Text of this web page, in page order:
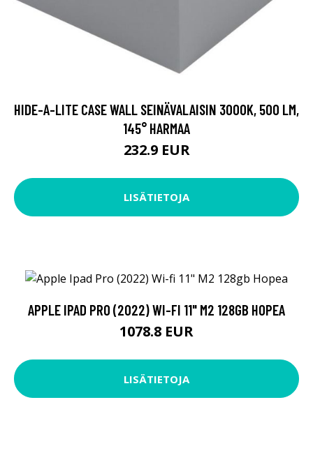
HIDE-A-LITE CASE WALL SEINÄVALAISIN 3000K, 500 LM,
145° HARMAA
232.9 EUR
LISÄTIETOJA
APPLE IPAD PRO (2022) WI-FI 11" M2 128GB HOPEA
1078.8 EUR
LISÄTIETOJA